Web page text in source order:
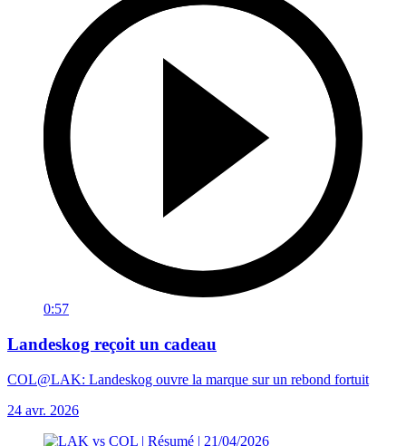
0:57
Landeskog reçoit un cadeau
COL@LAK: Landeskog ouvre la marque sur un rebond fortuit
24 avr. 2026